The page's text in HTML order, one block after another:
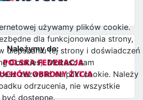
Należymy do:
używamy plików cookie.
dla funkcjonowania strony,
ulepszaniu tej strony i doświadczeń
Cookies). Możesz sam
zezwolić na pliki cookie. Należy
odrzucenia, nie wszystkie
dostępne.